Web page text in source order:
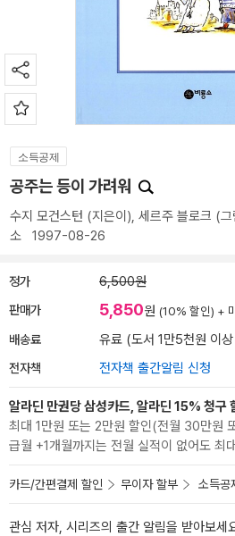
소득공제
공주는 등이 가려워
수지 모건스턴 (지은이), 세르주 블로크 (그
소 1997-08-26
정가 6,500원
판매가 5,850원 (10% 할인) +
배송료 유료 (도서 1만5천원 이
전자책 전자책 출간알림 신청
알라딘 만권당 삼성카드, 알라딘 15% 청구
최대 1만원 또는 2만원 할인(전월 30만원
급월 +1개월까지는 전월 실적이 없어도 최
카드/간편결제 할인 무이자 할부 소득
관심 저자, 시리즈의 출간 알림을 받아보세